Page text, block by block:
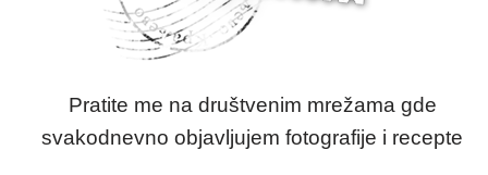
Pratite me na društvenim mrežama gde
svakodnevno objavljujem fotografije i recepte